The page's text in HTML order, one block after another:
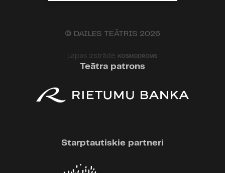
© DAILES TEĀTRIS 2026
Lapas izstrāde:
Teātra patrons
Starptautiskie partneri